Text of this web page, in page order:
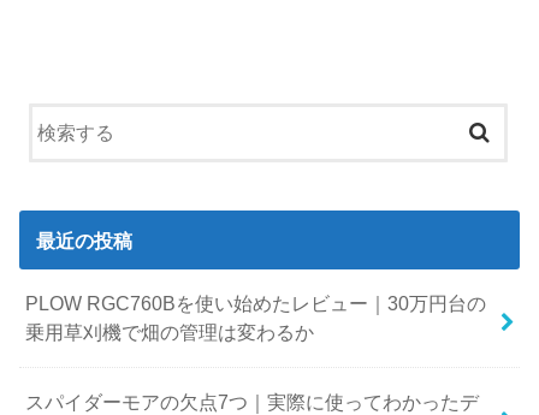
最近の投稿
PLOW RGC760Bを使い始めたレビュー｜30万円台の
乗用草刈機で畑の管理は変わるか
スパイダーモアの欠点7つ｜実際に使ってわかったデ